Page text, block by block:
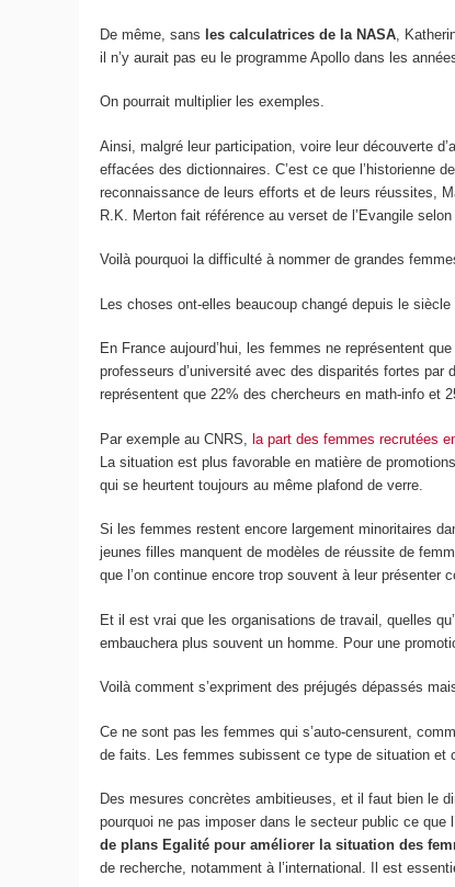
De même, sans les calculatrices de la NASA ,
il n’y aurait pas eu le programme Apollo dans les
On pourrait multiplier les exemples.
Ainsi, malgré leur participation, voire leur découverte
effacées des dictionnaires. C’est ce que l’historienne
reconnaissance de leurs efforts et de leurs réussites,
R.K. Merton fait référence au verset de l’Evangile
Voilà pourquoi la difficulté à nommer de grandes
Les choses ont-elles beaucoup changé depuis le
En France aujourd’hui, les femmes ne représentent
professeurs d’université avec des disparités fortes
représentent que 22% des chercheurs en math-info et
Par exemple au CNRS, la part des femmes recrutées
La situation est plus favorable en matière de
qui se heurtent toujours au même plafond de verre.
Si les femmes restent encore largement minoritaires
jeunes filles manquent de modèles de réussite de
que l’on continue encore trop souvent à leur présenter
Et il est vrai que les organisations de travail, quelles
embauchera plus souvent un homme. Pour une
Voilà comment s’expriment des préjugés dépassés
Ce ne sont pas les femmes qui s’auto-censurent,
de faits. Les femmes subissent ce type de situation et
Des mesures concrètes ambitieuses, et il faut bien le
pourquoi ne pas imposer dans le secteur public ce que
de plans Egalité pour améliorer la situation des
de recherche, notamment à l’international. Il est